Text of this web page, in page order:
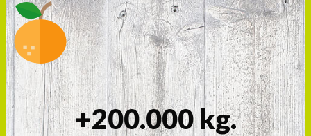
+200.000 kg.